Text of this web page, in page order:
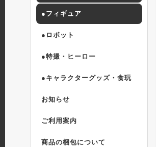
●フィギュア
●ロボット
●特撮・ヒーロー
●キャラクターグッズ・食玩
お知らせ
ご利用案内
商品の梱包について